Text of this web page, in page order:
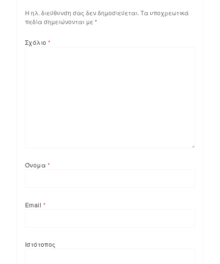
Η ηλ. διεύθυνση σας δεν δημοσιεύεται. Τα υποχρεωτικά
πεδία σημειώνονται με *
Σχόλιο *
Όνομα *
Email *
Ιστότοπος